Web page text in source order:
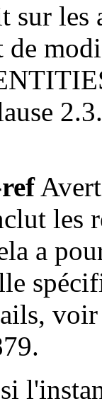
sur les
de
les
a